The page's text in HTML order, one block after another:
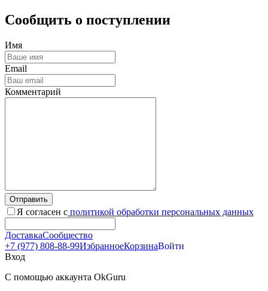
Сообщить о поступлении
Имя
Email
Комментарий
Отправить
Я согласен с политикой обработки персональных данных
ДоставкаСообщество
+7 (977) 808-88-99ИзбранноеКорзинаВойти
Вход
С помощью аккаунта OkGuru